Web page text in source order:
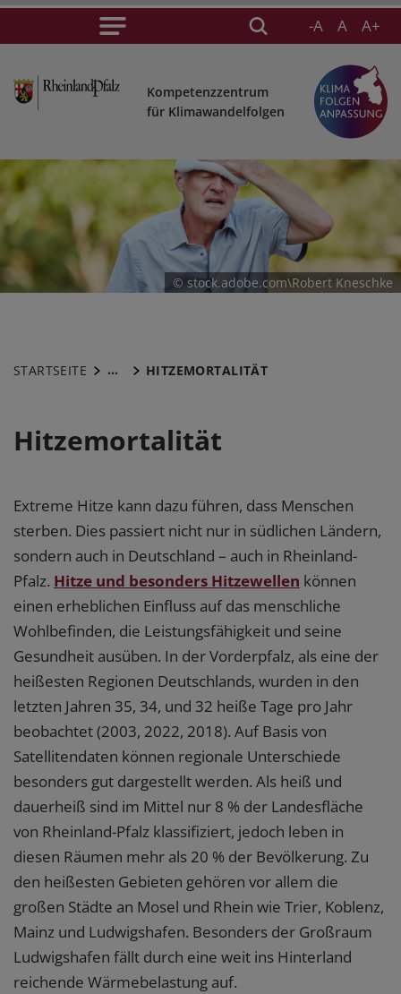
-A A A+
Kompetenzzentrum
für Klimawandelfolgen
© stock.adobe.com\Robert Kneschke
STARTSEITE ... HITZEMORTALITÄT
Hitzemortalität
Extreme Hitze kann dazu führen, dass Menschen
sterben. Dies passiert nicht nur in südlichen Ländern,
sondern auch in Deutschland – auch in Rheinland-
Pfalz. Hitze und besonders Hitzewellen können
einen erheblichen Einfluss auf das menschliche
Wohlbefinden, die Leistungsfähigkeit und seine
Gesundheit ausüben. In der Vorderpfalz, als eine der
heißesten Regionen Deutschlands, wurden in den
letzten Jahren 35, 34, und 32 heiße Tage pro Jahr
beobachtet (2003, 2022, 2018). Auf Basis von
Satellitendaten können regionale Unterschiede
besonders gut dargestellt werden. Als heiß und
dauerheiß sind im Mittel nur 8 % der Landesfläche
von Rheinland-Pfalz klassifiziert, jedoch leben in
diesen Räumen mehr als 20 % der Bevölkerung. Zu
den heißesten Gebieten gehören vor allem die
großen Städte an Mosel und Rhein wie Trier, Koblenz,
Mainz und Ludwigshafen. Besonders der Großraum
Ludwigshafen fällt durch eine weit ins Hinterland
reichende Wärmebelastung auf.